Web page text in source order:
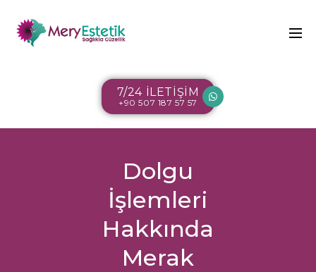
7/24 İLETİŞİM
+90 507 187 57 57
Dolgu
İşlemleri
Hakkında
Merak